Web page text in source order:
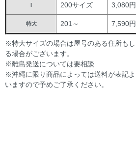
I 200サイズ 3,080円
特大 201～ 7,590円
※特大サイズの場合は屋号のある住所も
る場合がございます。
※離島発送については要相談
※沖縄に限り商品によっては送料が表記
いますので予めご了承ください。